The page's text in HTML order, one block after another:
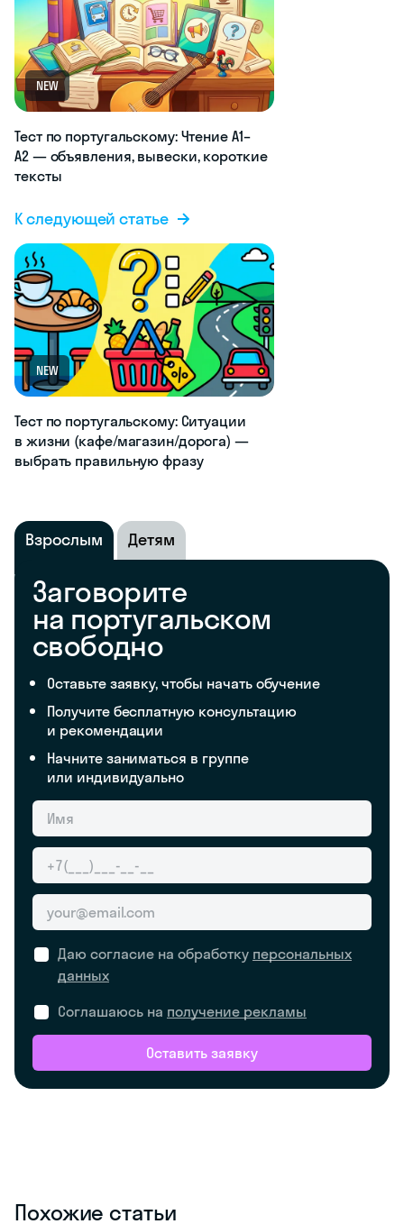
NEW
Тест по португальскому: Чтение A1–
A2 — объявления, вывески, короткие
тексты
К следующей статье
NEW
Тест по португальскому: Ситуации
в жизни (кафе/магазин/дорога) —
выбрать правильную фразу
Взрослым Детям
Заговорите
на португальском
свободно
Оставьте заявку, чтобы начать обучение
Получите бесплатную консультацию
и рекомендации
Начните заниматься в группе
или индивидуально
Даю согласие на обработку персональных
данных
Соглашаюсь на получение рекламы
Оставить заявку
Похожие статьи